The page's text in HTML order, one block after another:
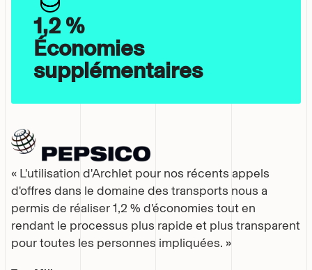
« L'utilisation d'Archlet pour nos récents appels
d'offres dans le domaine des transports nous a
permis de réaliser 1,2 % d'économies tout en
rendant le processus plus rapide et plus transparent
pour toutes les personnes impliquées. »
1,2 %
Économies
supplémentaires